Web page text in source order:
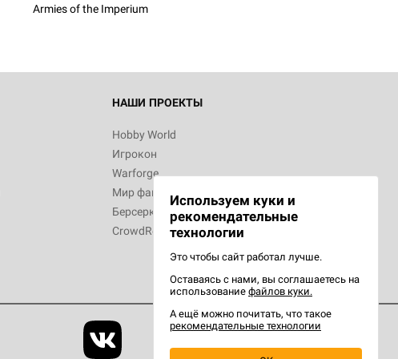
Armies of the Imperium
НАШИ ПРОЕКТЫ
Hobby World
Игрокон
Warforge
Мир фантастики
Берсерк
CrowdRepublic
Используем куки и
рекомендательные
технологии
Это чтобы сайт работал лучше.
Оставаясь с нами, вы соглашаетесь на
использование файлов куки.
А ещё можно почитать, что такое
рекомендательные технологии